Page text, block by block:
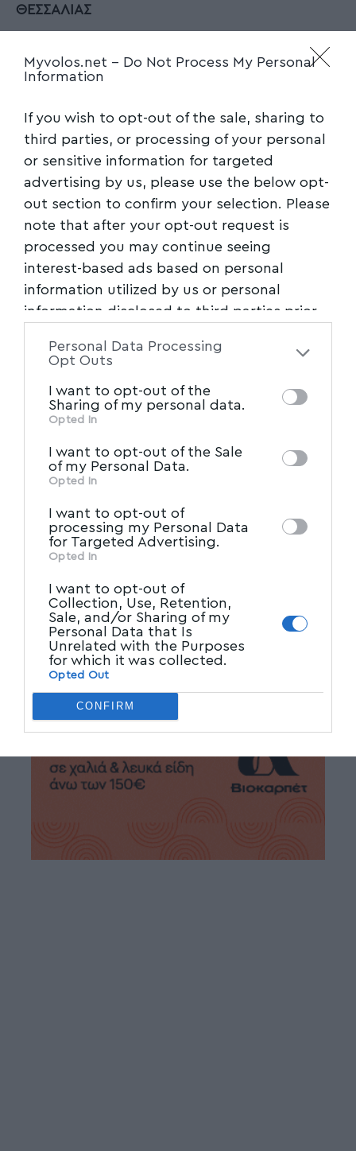
Myvolos.net - Do Not Process My Personal
Information
If you wish to opt-out of the sale, sharing to
third parties, or processing of your personal
or sensitive information for targeted
advertising by us, please use the below opt-
out section to confirm your selection. Please
note that after your opt-out request is
processed you may continue seeing
interest-based ads based on personal
information utilized by us or personal
information disclosed to third parties prior
of the further disclosure of your personal
of downstream participants. This
information may also be disclosed by us to
Participantsthat may further disclose it to
other third parties.
Personal Data Processing
Opt Outs
I want to opt-out of the
Sharing of my personal data.
Opted In
I want to opt-out of the Sale
of my Personal Data.
Opted In
I want to opt-out of
processing my Personal Data
for Targeted Advertising.
Opted In
I want to opt-out of
Collection, Use, Retention,
Sale, and/or Sharing of my
Personal Data that Is
Unrelated with the Purposes
for which it was collected.
Opted Out
CONFIRM
ΘΕΣΣΑΛΙΑΣ
ΟΙΝΟΠΟΙΗΤΙΚΟΣ ΣΥΝΕΤΑΙΡΙΣΜΟΣ Ν. ΑΓΧΙΑΛΟΥ
– «Η ΔΗΜΗΤΡΑ»•ΕΛΛΗΝΙΚΗ ΖΥΘΟΠΟΙΙΑ
ΑΤΑΛΑΝΤΗΣ ΑΕ – ΕΖΑ•ΕΛΛΗΝΙΚΑ
ΓΑΛΑΚΤΟΚΟΜΕΙΑ ΑΕ – ΚΛΙΑΦΑ / ΔΟΥΜΠΙΑ•Σ.
ΜΕΝΤΕΚΙΔΗΣ ΑΕ
To MYVOLOS.NET είναι κι εφέτος
Υποστηρικτής Επικοινωνίας.
Ακολουθήστε το myvolos.net στο
Google News και μάθετε πρώτοι όλες
τις ειδήσεις.
Ακολουθήστε μας στο επίσημο κανάλι
ΣΥΝΔΕΣΜΟΣ_ΒΙΟΜΗΧΑΝΙΩΝ